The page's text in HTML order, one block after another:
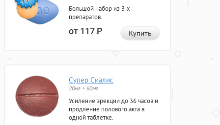
Большой набор из 3-х
препаратов.
от 117Р Купить
Супер Сиалис
20мг + 60мг
Усиление эрекции до 36 часов и
продление полового акта в
одной таблетке.